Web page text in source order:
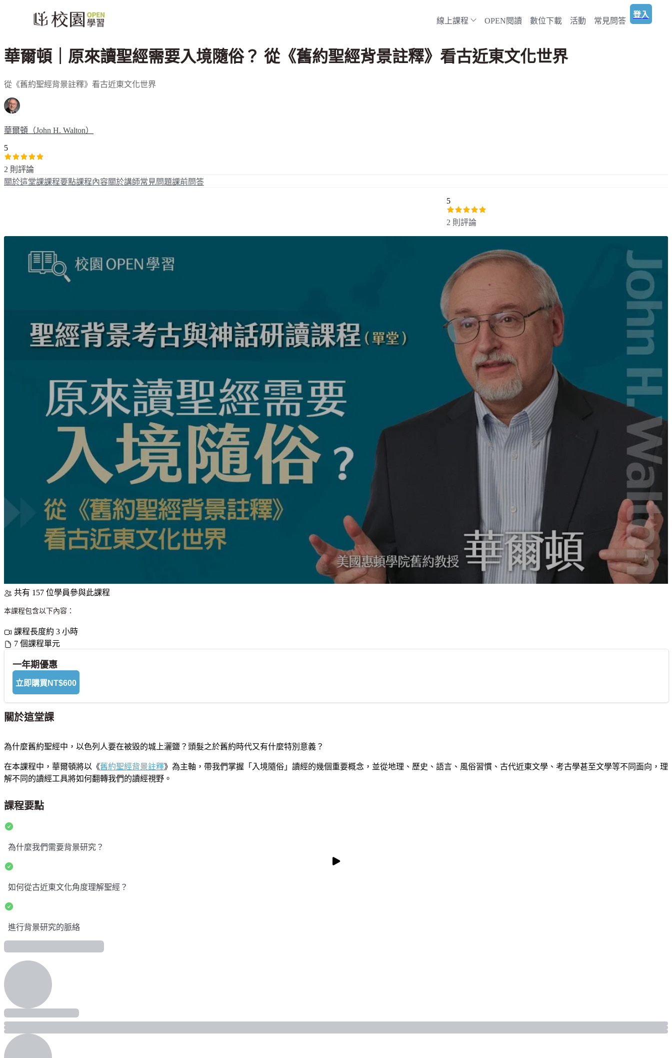
線上課程 OPEN閱讀 數位下載 活動 常見問答
登入
華爾頓｜原來讀聖經需要入境隨俗？ 從《舊約聖經背景註釋》看古近東文化世界
從《舊約聖經背景註釋》看古近東文化世界
華爾頓（John H. Walton）
5
2 則評論
關於這堂課課程要點課程內容關於講師常見問題課前問答
5
2 則評論
共有 157 位學員參與此課程
本課程包含以下內容：
課程長度約 3 小時
7 個課程單元
一年期優惠
立即購買 NT$600
關於這堂課
為什麼舊約聖經中，以色列人要在被毀的城上灑鹽？頭髮之於舊約時代又有什麼特別意義？
在本課程中，華爾頓將以《舊約聖經背景註釋》為主軸，帶我們掌握「入境隨俗」讀經的幾個重要概念，並從地理、歷史、語言、風俗習慣、古代近東文學、考古學甚至文學等不同面向，理
解不同的讀經工具將如何翻轉我們的讀經視野。
課程要點
為什麼我們需要背景研究？
如何從古近東文化角度理解聖經？
進行背景研究的脈絡